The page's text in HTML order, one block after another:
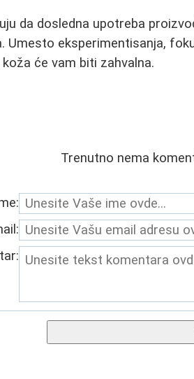
da dosledna upotreba
Umesto eksperimentisanja,
će vam biti zahvalna.
Trenutno nema